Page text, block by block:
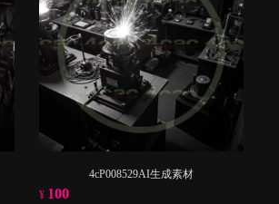
4cP008529AI生成素材
¥ 100